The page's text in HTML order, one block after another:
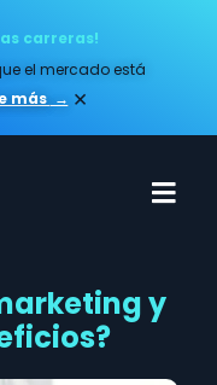
carreras!
el mercado está
más​ → ×
y